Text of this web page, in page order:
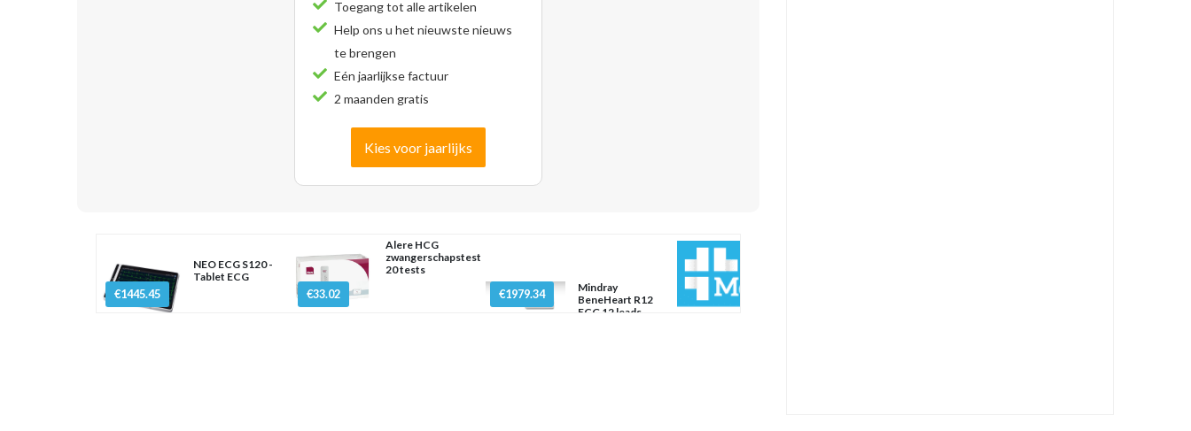
Toegang tot alle artikelen
Help ons u het nieuwste nieuws
te brengen
Eén jaarlijkse factuur
2 maanden gratis
Kies voor jaarlijks
€1445.45
NEO ECG S120 -
Tablet ECG
€33.02
Alere HCG
zwangerschapstest
20 tests
€1979.34
Mindray
BeneHeart R12
ECG 12 leads